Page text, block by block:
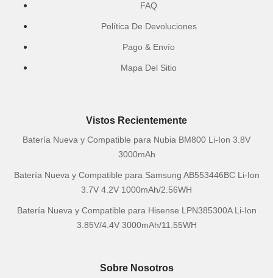
FAQ
Política De Devoluciones
Pago & Envío
Mapa Del Sitio
Vistos Recientemente
Batería Nueva y Compatible para Nubia BM800 Li-Ion 3.8V
3000mAh
Batería Nueva y Compatible para Samsung AB553446BC Li-Ion
3.7V 4.2V 1000mAh/2.56WH
Batería Nueva y Compatible para Hisense LPN385300A Li-Ion
3.85V/4.4V 3000mAh/11.55WH
Sobre Nosotros